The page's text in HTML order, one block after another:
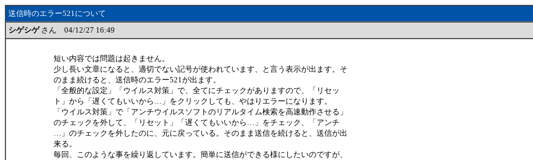
送信時のエラー521について
シゲシゲさん 04/12/27 16:49
短い内容では問題は起きません。
少し長い文章になると、適切でない記号が使われています、と言う表示が出ます。そ
のまま続けると、送信時のエラー521が出ます。
「全般的な設定」「ウイルス対策」で、全てにチェックがありますので、「リセッ
ト」から「遅くてもいいから…」をクリックしても、やはりエラーになります。
「ウイルス対策」で「アンチウイルスソフトのリアルタイム検索を高速動作させる」
のチェックを外して、「リセット」「遅くてもいいから…」をチェック、「アンチ
…」のチェックを外したのに、元に戻っている。そのまま送信を続けると、送信が出
来る。
毎回、このような事を繰り返しています。簡単に送信ができる様にしたいのですが、